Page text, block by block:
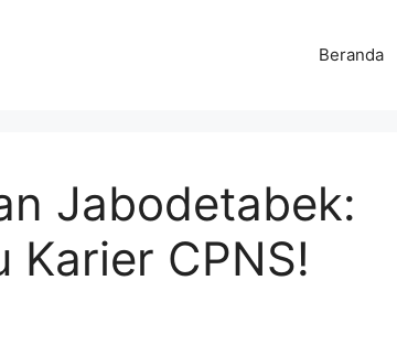
Beranda
Jabodetabek:
Karier CPNS!